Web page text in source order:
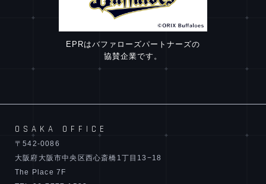
EPRはバファローズパートナーズの
協賛企業です。
OSAKA OFFICE
〒542-0086
大阪府大阪市中央区西心斎橋1丁目13−18
The Place 7F